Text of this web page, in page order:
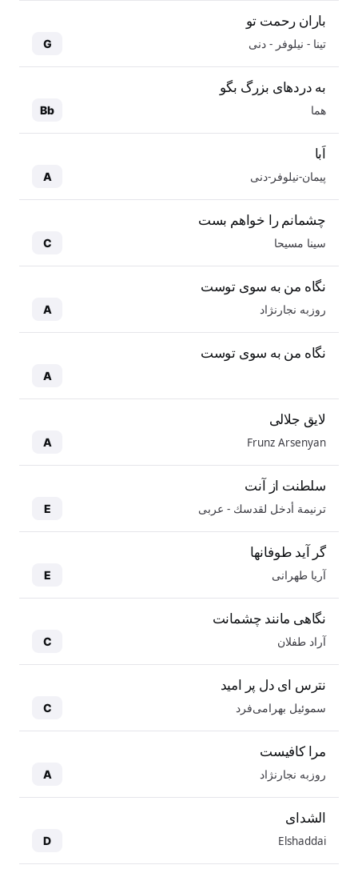
باران رحمت تو
تینا - نیلوفر - دنی G
به دردهای بزرگ بگو
هما Bb
اَبا
پیمان-نیلوفر-دنی A
چشمانم را خواهم بست
سینا مسیحا C
نگاه من به سوی توست
روزبه نجارنژاد A
نگاه من به سوی توست
A
لایق جلالی
Frunz Arsenyan
A
سلطنت از آنت
ترنيمة أدخل لقدسك - عربی E
گر آید طوفانها
آریا طهرانی E
نگاهی مانند چشمانت
آراد طفلان C
نترس ای دل پر امید
سموئیل بهرامی‌فرد C
مرا کافیست
روزبه نجارنژاد A
الشدای
Elshaddai
D